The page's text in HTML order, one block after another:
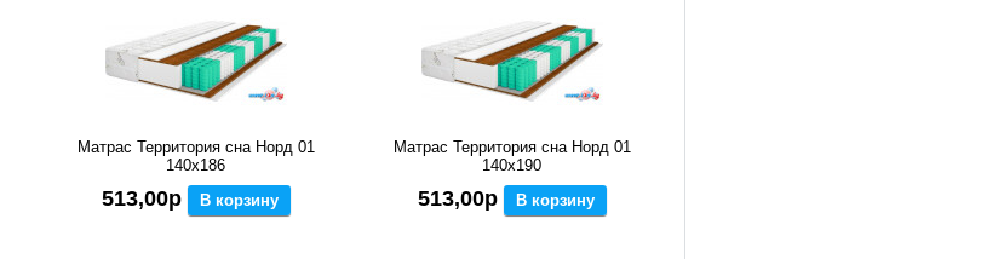
Матрас Территория сна Норд 01
140x186
513,00р В корзину
Матрас Территория сна Норд 01
140x190
513,00р В корзину